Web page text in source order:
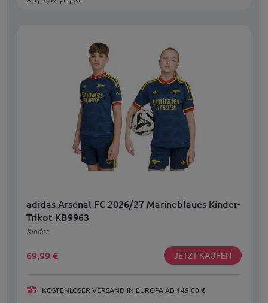
adidas Arsenal FC 2026/27 Marineblaues Kinder-
Trikot KB9963
Kinder
69,99 € JETZT KAUFEN
KOSTENLOSER VERSAND IN EUROPA AB 149,00 €